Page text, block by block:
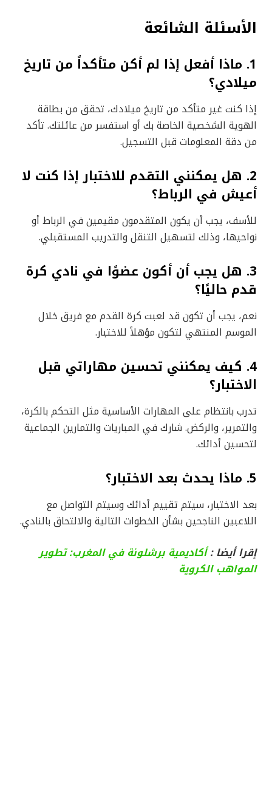
الأسئلة الشائعة
1. ماذا أفعل إذا لم أكن متأكداً من تاريخ
ميلادي؟
إذا كنت غير متأكد من تاريخ ميلادك، تحقق من بطاقة
الهوية الشخصية الخاصة بك أو استفسر من عائلتك. تأكد
من دقة المعلومات قبل التسجيل.
2. هل يمكنني التقدم للاختبار إذا كنت لا
أعيش في الرباط؟
للأسف، يجب أن يكون المتقدمون مقيمين في الرباط أو
نواحيها، وذلك لتسهيل التنقل والتدريب المستقبلي.
3. هل يجب أن أكون عضوًا في نادي كرة
قدم حاليًا؟
نعم، يجب أن تكون قد لعبت كرة القدم مع فريق خلال
الموسم المنتهي لتكون مؤهلاً للاختبار.
4. كيف يمكنني تحسين مهاراتي قبل
الاختبار؟
تدرب بانتظام على المهارات الأساسية مثل التحكم بالكرة،
والتمرير، والركض. شارك في المباريات والتمارين الجماعية
لتحسين أدائك.
5. ماذا يحدث بعد الاختبار؟
بعد الاختبار، سيتم تقييم أدائك وسيتم التواصل مع
اللاعبين الناجحين بشأن الخطوات التالية والالتحاق بالنادي.
إقرا أيضا :أكاديمية برشلونة في المغرب: تطوير
المواهب الكروية